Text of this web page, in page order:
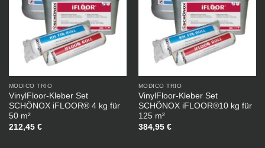
MODICO TRIO
VinylFloor-Kleber Set
SCHÖNOX iFLOOR® 4 kg für
50 m²
212,45 €
MODICO TRIO
VinylFloor-Kleber Set
SCHÖNOX iFLOOR®10 kg für
125 m²
384,95 €